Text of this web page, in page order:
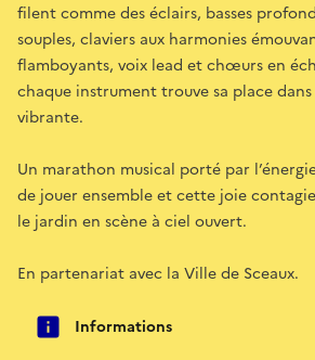
filent comme des éclairs, basses
souples, claviers aux harmonies
flamboyants, voix lead et chœurs en
chaque instrument trouve sa place
vibrante.
Un marathon musical porté par
de jouer ensemble et cette joie
le jardin en scène à ciel ouvert.
En partenariat avec la Ville de Sceaux.
Informations